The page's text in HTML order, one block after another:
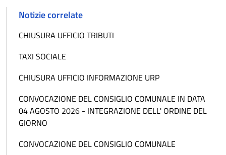
Notizie correlate
CHIUSURA UFFICIO TRIBUTI
TAXI SOCIALE
CHIUSURA UFFICIO INFORMAZIONE URP
CONVOCAZIONE DEL CONSIGLIO COMUNALE IN DATA
04 AGOSTO 2026 - INTEGRAZIONE DELL' ORDINE DEL
GIORNO
CONVOCAZIONE DEL CONSIGLIO COMUNALE